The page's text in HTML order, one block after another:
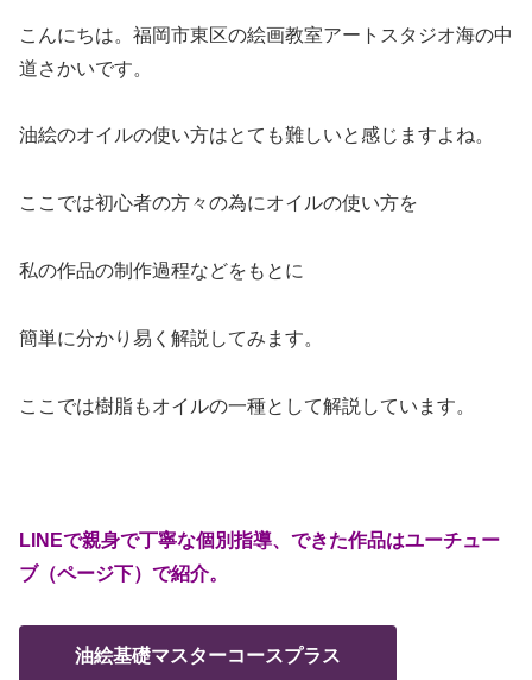
こんにちは。福岡市東区の絵画教室アートスタジオ海の中
道さかいです。
油絵のオイルの使い方はとても難しいと感じますよね。
ここでは初心者の方々の為にオイルの使い方を
私の作品の制作過程などをもとに
簡単に分かり易く解説してみます。
ここでは樹脂もオイルの一種として解説しています。
LINEで親身で丁寧な個別指導、できた作品はユーチュー
ブ（ページ下）で紹介。
油絵基礎マスターコースプラス